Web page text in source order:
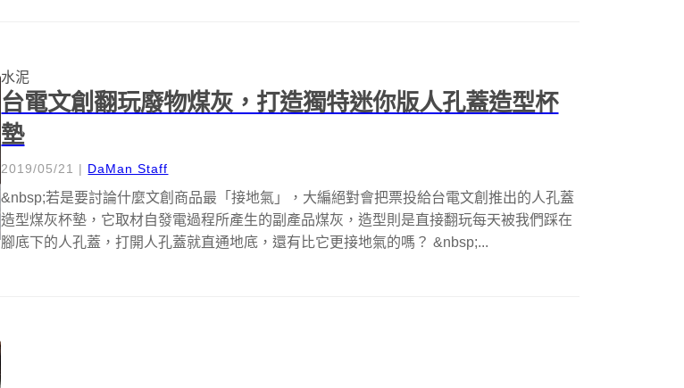
水泥
台電文創翻玩廢物煤灰，打造獨特迷你版人孔蓋造型杯
墊
2019/05/21 | DaMan Staff
&nbsp;若是要討論什麼文創商品最「接地氣」，大編絕對會把票投給台電文創推出的人孔蓋
造型煤灰杯墊，它取材自發電過程所產生的副產品煤灰，造型則是直接翻玩每天被我們踩在
腳底下的人孔蓋，打開人孔蓋就直通地底，還有比它更接地氣的嗎？ &nbsp;...